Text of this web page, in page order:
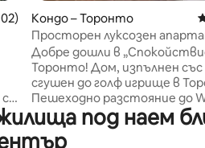
4,84 от 5, 102 отзива
Кондо – Торонто
Просторен луксозен
Безплатно паркиране в
Добре дошли в
Торонто! Дом, изпълнен със слънце,
сгушен до голф игрище в
Пешеходно разстояние до
магазини за хранителни
Shoppers Drug Mart, LCBO/
много ресторанти.
под наем